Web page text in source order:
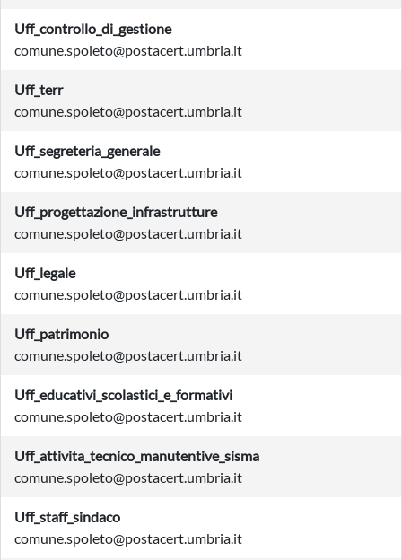
Uff_controllo_di_gestione
comune.spoleto@postacert.umbria.it
Uff_terr
comune.spoleto@postacert.umbria.it
Uff_segreteria_generale
comune.spoleto@postacert.umbria.it
Uff_progettazione_infrastrutture
comune.spoleto@postacert.umbria.it
Uff_legale
comune.spoleto@postacert.umbria.it
Uff_patrimonio
comune.spoleto@postacert.umbria.it
Uff_educativi_scolastici_e_formativi
comune.spoleto@postacert.umbria.it
Uff_attivita_tecnico_manutentive_sisma
comune.spoleto@postacert.umbria.it
Uff_staff_sindaco
comune.spoleto@postacert.umbria.it